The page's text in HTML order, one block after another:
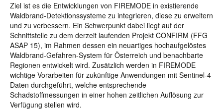
Ziel ist es die Entwicklungen von FIREMODE in existierende
Waldbrand-Detektionssysteme zu integrieren, diese zu erweitern
und zu verbessern. Ein Schwerpunkt dabei liegt auf der
Schnittstelle zu dem derzeit laufenden Projekt CONFIRM (FFG
ASAP 15), im Rahmen dessen ein neuartiges hochaufgelöstes
Waldbrand-Gefahren-System für Österreich und benachbarte
Regionen entwickelt wird. Zusätzlich werden in FIREMODE
wichtige Vorarbeiten für zukünftige Anwendungen mit Sentinel-4
Daten durchgeführt, welche entsprechende
Schadstoffmessungen in einer hohen zeitlichen Auflösung zur
Verfügung stellen wird.